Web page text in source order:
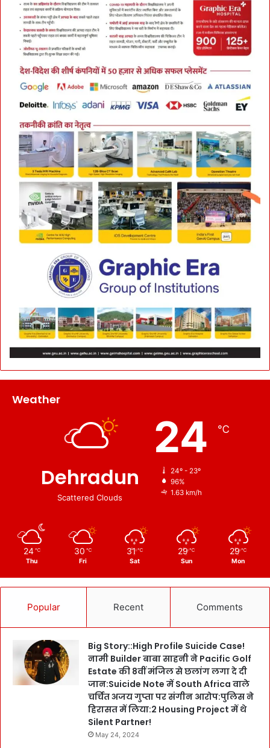
Weather
Dehradun
Scattered Clouds
24 ℃
24º - 23º
96%
1.63 km/h
24 ℃
Thu
30 ℃
Fri
31 ℃
Sat
29 ℃
Sun
29 ℃
Mon
Popular Recent Comments
Big Story::High Profile Suicide Case!
नामी Builder बाबा साहनी ने Pacific Golf
Estate की 8वीं मंजिल से छलांग लगा दे दी
जान:Suicide Note में South Africa वाले
चर्चित अजय गुप्ता पर संगीन आरोप:पुलिस ने
हिरासत में लिया:2 Housing Project में थे
Silent Partner!
May 24, 2024